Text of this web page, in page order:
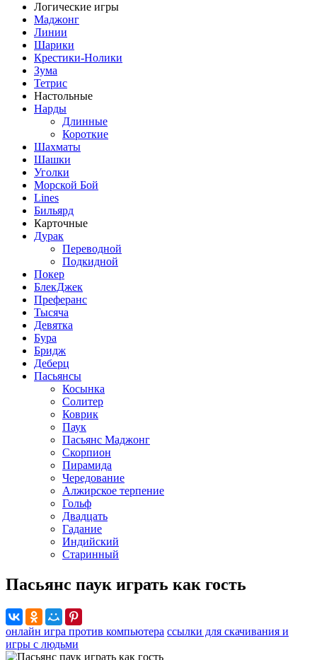
Логические игры
Маджонг
Линии
Шарики
Крестики-Нолики
Зума
Тетрис
Настольные
Нарды
Длинные
Короткие
Шахматы
Шашки
Уголки
Морской Бой
Lines
Бильярд
Карточные
Дурак
Переводной
Подкидной
Покер
БлекДжек
Преферанс
Тысяча
Девятка
Бура
Бридж
Деберц
Пасьянсы
Косынка
Солитер
Коврик
Паук
Пасьянс Маджонг
Скорпион
Пирамида
Чередование
Алжирское терпение
Гольф
Двадцать
Гадание
Индийский
Старинный
Пасьянс паук играть как гость
онлайн игра против компьютера ссылки для скачивания и
игры с людьми